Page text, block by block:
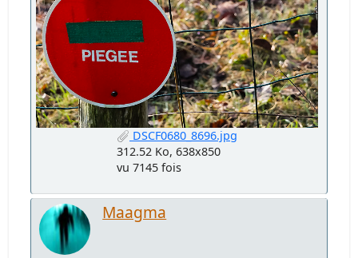
DSCF0680_8696.jpg
312.52 Ko, 638x850
vu 7145 fois
Maagma